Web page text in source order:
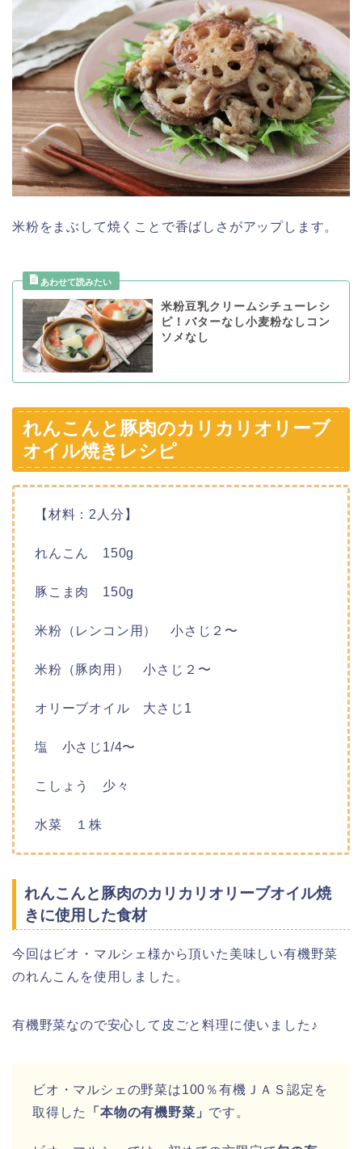
米粉をまぶして焼くことで香ばしさがアップします。
米粉豆乳クリームシチューレシ
ピ！バターなし小麦粉なしコン
ソメなし
れんこんと豚肉のカリカリオリーブ
オイル焼きレシピ
【材料：2人分】
れんこん 150g
豚こま肉 150g
米粉（レンコン用） 小さじ２〜
米粉（豚肉用） 小さじ２〜
オリーブオイル 大さじ1
塩 小さじ1/4〜
こしょう 少々
水菜 １株
れんこんと豚肉のカリカリオリーブオイル焼
きに使用した食材
今回はビオ・マルシェ様から頂いた美味しい有機野菜
のれんこんを使用しました。
有機野菜なので安心して皮ごと料理に使いました♪
ビオ・マルシェの野菜は100％有機ＪＡＳ認定を
取得した
「本物の有機野菜」 です。